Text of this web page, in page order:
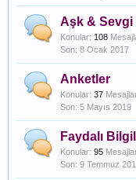
Aşk & Sevgi
Konular: 108
8 Ocak 2017
Anketler
Konular: 37
5 Mayıs 2019
Faydalı
Konular: 95
9 Temmuz